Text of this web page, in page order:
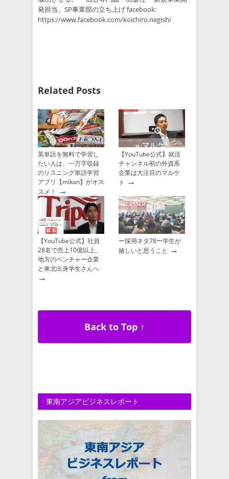
発担当。SP事業部の立ち上げ facebook:
https://www.facebook.com/koichiro.negishi
Related Posts
英単語を無料で学習し
たい人は、一万字収録
のリスニング単語学習
アプリ【mikan】がオス
スメ！
→
【YouTube公式】就活
チャンネル初の外資系
企業は大注目のマルケ
ト →
【YouTube公式】社員
28名で売上10億以上、
地方のベンチャー企業
と東北出身学生さんへ
→
ー採用ネタ78ー学生が
嬉しいと思うこと →
Back to Top ↑
東南アジアビジネスレポート